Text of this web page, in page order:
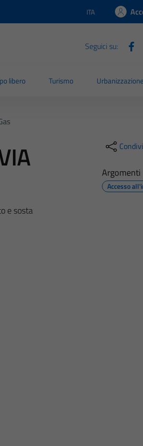
Lingua attiva:
ITA
Seguici su:
libero Turismo Urbanizzazione
e sosta
Argomenti
Accesso